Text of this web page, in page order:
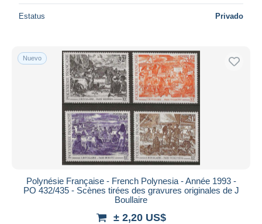
Estatus Privado
Nuevo
Polynésie Française - French Polynesia - Année 1993 -
PO 432/435 - Scènes tirées des gravures originales de J
Boullaire
± 2,20 US$